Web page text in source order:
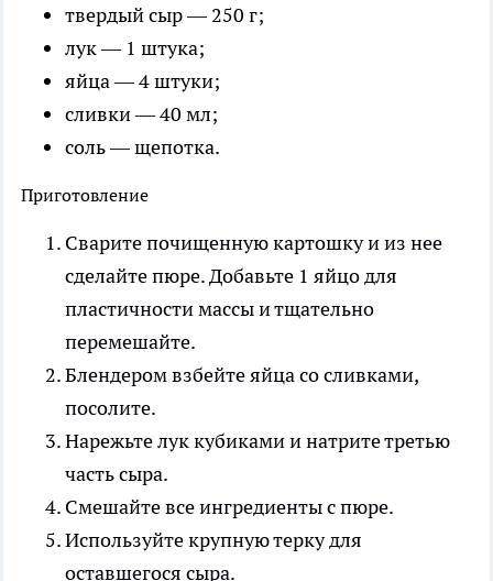
твердый сыр — 250 г;
лук — 1 штука;
яйца — 4 штуки;
сливки — 40 мл;
соль — щепотка.
Приготовление
Сварите почищенную картошку и из нее
сделайте пюре. Добавьте 1 яйцо для
пластичности массы и тщательно
перемешайте.
Блендером взбейте яйца со сливками,
посолите.
Нарежьте лук кубиками и натрите третью
часть сыра.
Смешайте все ингредиенты с пюре.
Используйте крупную терку для
оставшегося сыра.